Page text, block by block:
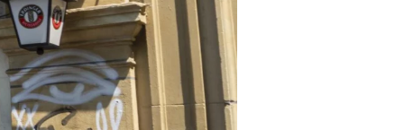
Erlebnisse
Essen & Trinken
Wein
Automobil
Kultur
Feste & Highlights